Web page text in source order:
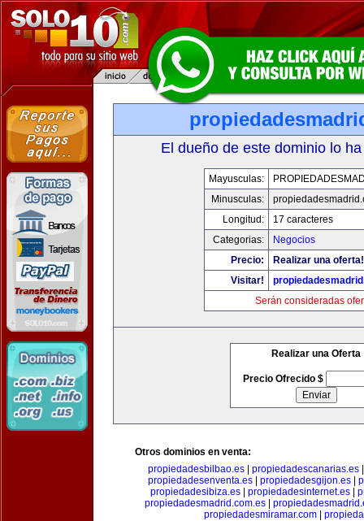
El dueño de este dominio lo
Mayusculas:
Minusculas:
Longitud:
17 caracteres
Categorias:
Negocios
Precio:
Realizar una oferta!
Visitar!
Serán consideradas
Realizar una Oferta
Precio Ofrecido $
Otros dominios en venta:
propiedadesbilbao.es| propiedadescanarias.es
propiedadesenventa.es
propiedadesgijon.es
propiedadesibiza.es
propiedadesinternet.es
propiedadesmadrid.com.es
propiedadesmiramar.com